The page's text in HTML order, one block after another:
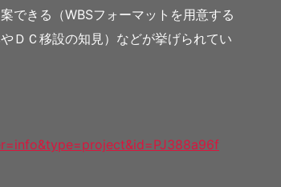
できる（WBSフォーマットを用意する
ＤＣ移設の知見）などが挙げられてい